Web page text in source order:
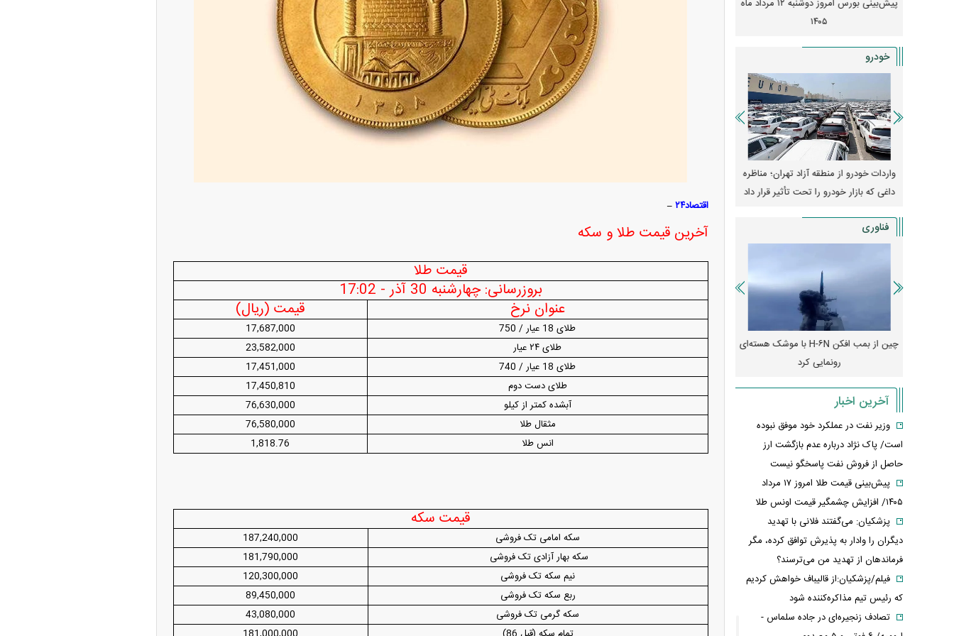
اقتصاد۲۴ –
آخرین قیمت طلا و سکه
قیمت طلا
بروزرسانی: چهارشنبه 30 آذر - 17:02
عنوان نرخ
قیمت (ریال)
طلای 18 عیار / 750
17,687,000
طلای ۲۴ عیار
23,582,000
طلای 18 عیار / 740
17,451,000
طلای دست دوم
17,450,810
آبشده کمتر از کیلو
76,630,000
مثقال طلا
76,580,000
انس طلا
1,818.76
قیمت سکه
سکه امامی تک فروشی
187,240,000
سکه بهار آزادی تک فروشی
181,790,000
نیم سکه تک فروشی
120,300,000
ربع سکه تک فروشی
89,450,000
سکه گرمی تک فروشی
43,080,000
پیش‌بینی بورس امروز دوشنبه ۱۲ مرداد ماه
۱۴۰۵
زنگ خطر انباشت نیاز در بازار مسکن؛ فنر
کارنامه مردود محسن پاک‌ نژاد؛ از افت شدید
درآمد ارزی تا بازی با عزل و نصب‌ها
۱۴۰۵
خودرو
واردات خودرو از منطقه آزاد تهران؛ مناظره
داغی که بازار خودرو را تحت تأثیر قرار داد
فناوری
چین از بمب افکن H-۶N با موشک هسته‌ای
رونمایی کرد
کدامیک بیشتر است؟
میلی‌آمپرساعتی
چین از بمب افکن H-۶N با موشک هسته‌ای
رونمایی کرد
آخرین اخبار
وزیر نفت در عملکرد خود موفق نبوده
است/ پاک نژاد درباره عدم بازگشت ارز
حاصل از فروش نفت پاسخگو نیست
پیش‌بینی قیمت طلا امروز ۱۷ مرداد
۱۴۰۵/ افزایش چشمگیر قیمت اونس طلا
پزشکیان: می‌گفتند فلانی با تهدید
دیگران را وادار به پذیرش توافق کرده، مگر
فرماندهان از تهدید من می‌ترسند؟
فیلم/پزشکیان:از قالیباف خواهش کردیم
که رئیس تیم مذاکره‌کننده شود
تصادف زنجیره‌ای در جاده سلماس -